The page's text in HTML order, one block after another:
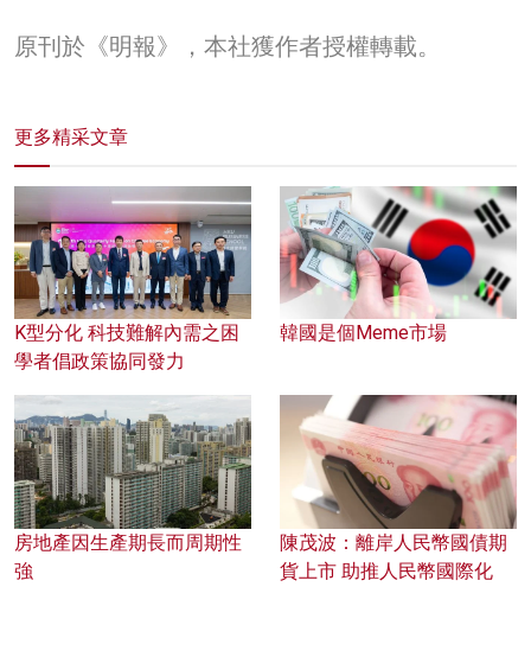
原刊於《明報》，本社獲作者授權轉載。
更多精采文章
K型分化 科技難解內需之困
學者倡政策協同發力
韓國是個Meme市場
房地產因生產期長而周期性
強
陳茂波：離岸人民幣國債期
貨上市 助推人民幣國際化